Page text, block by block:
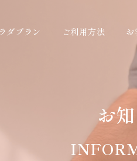
ダプラン ご利用方法 お
お